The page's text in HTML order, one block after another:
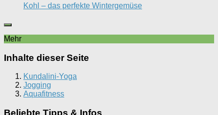
Kohl – das perfekte Wintergemüse
Mehr
Inhalte dieser Seite
Kundalini-Yoga
Jogging
Aquafitness
Beliebte Tipps & Infos